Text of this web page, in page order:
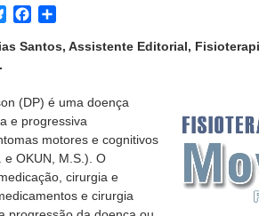
BlueskyFacebook
Santos, Assistente Editorial,
(DP) é uma doença
e progressiva
motores e cognitivos
e OKUN, M.S.). O
cirurgia e
e cirurgia